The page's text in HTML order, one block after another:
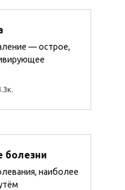
— острое,
болезни
наиболее